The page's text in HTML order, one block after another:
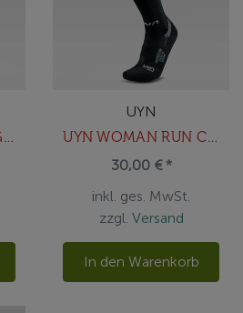
UYN MAN TREKKING ONE MERINO SOCKS
UYN
UYN WOMAN RUN COMPRESSION ONE SOCKS
30,00 € *
inkl. ges. MwSt.
zzgl. Versand
In den Warenkorb